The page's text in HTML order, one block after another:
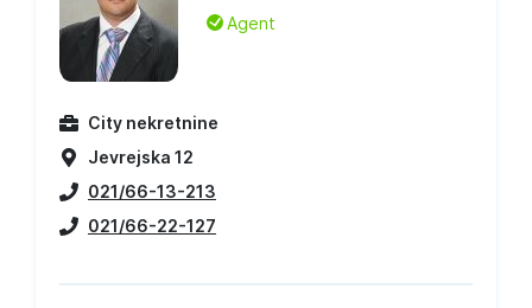
L Agent
City nekretnine
Jevrejska 12
021/66-13-213
021/66-22-127